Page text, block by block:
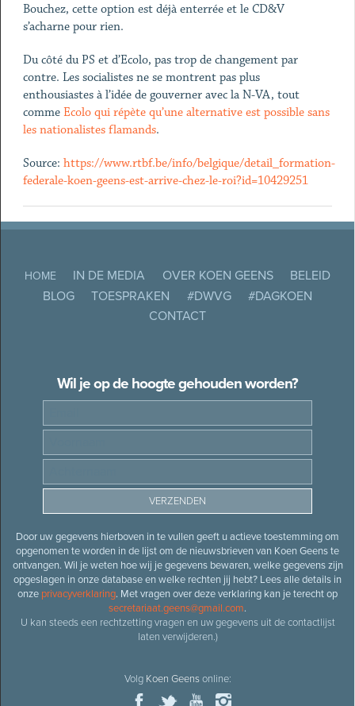
Bouchez, cette option est déjà enterrée et le CD&V
s’acharne pour rien.
Du côté du PS et d’Ecolo, pas trop de changement par
contre. Les socialistes ne se montrent pas plus
enthousiastes à l’idée de gouverner avec la N-VA, tout
comme Ecolo qui répète qu’une alternative est possible sans
les nationalistes flamands.
Source: https://www.rtbf.be/info/belgique/detail_formation-
federale-koen-geens-est-arrive-chez-le-roi?id=10429251
HOME IN DE MEDIA OVER KOEN GEENS
BELEID
BLOG
TOESPRAKEN #DWVG
#DAGKOEN
CONTACT
Wil je op de hoogte gehouden worden?
Door uw gegevens hierboven in te vullen geeft u actieve toestemming om
opgenomen te worden in de lijst om de nieuwsbrieven van Koen Geens te
ontvangen. Wil je weten hoe wij je gegevens bewaren, welke gegevens zijn
opgeslagen in onze database en welke rechten jij hebt? Lees alle details in
onze privacyverklaring. Met vragen over deze verklaring kan je terecht op
secretariaat.geens@gmail.com.
U kan steeds een rechtzetting vragen en uw gegevens uit de contactlijst
laten verwijderen.)
Volg Koen Geensonline: